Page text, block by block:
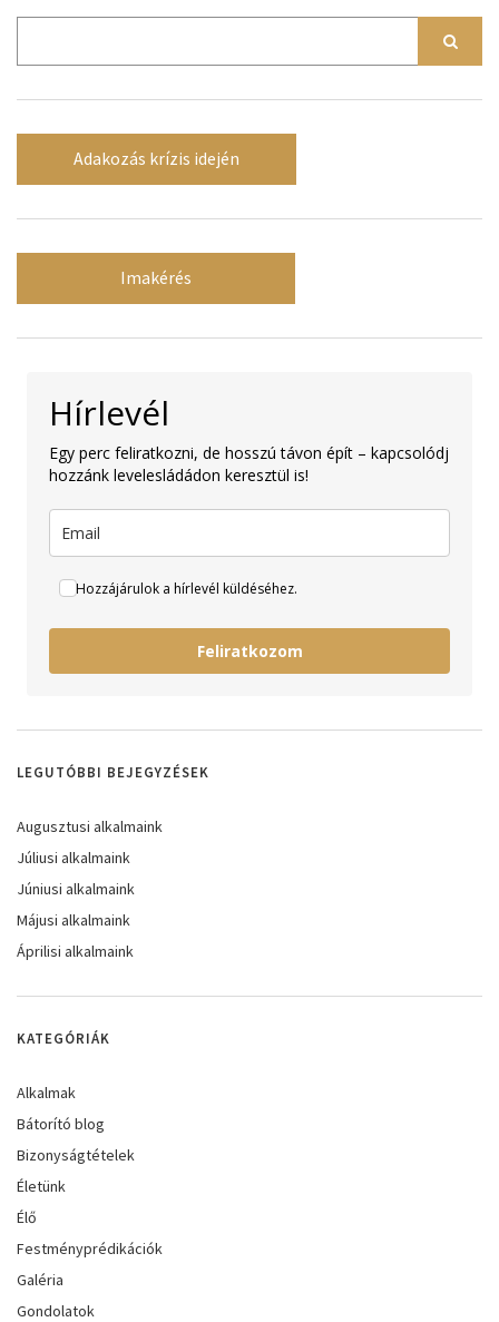
Adakozás krízis idején
Imakérés
Hírlevél
Egy perc feliratkozni, de hosszú távon épít – kapcsolódj
hozzánk levelesládádon keresztül is!
Hozzájárulok a hírlevél küldéséhez.
Feliratkozom
LEGUTÓBBI BEJEGYZÉSEK
Augusztusi alkalmaink
Júliusi alkalmaink
Júniusi alkalmaink
Májusi alkalmaink
Áprilisi alkalmaink
KATEGÓRIÁK
Alkalmak
Bátorító blog
Bizonyságtételek
Életünk
Élő
Festményprédikációk
Galéria
Gondolatok